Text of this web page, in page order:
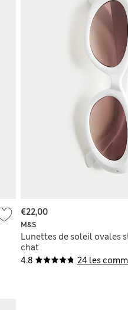
4.8 24 les
M&S
Lunettes de soleil ovales
chat
€22,00